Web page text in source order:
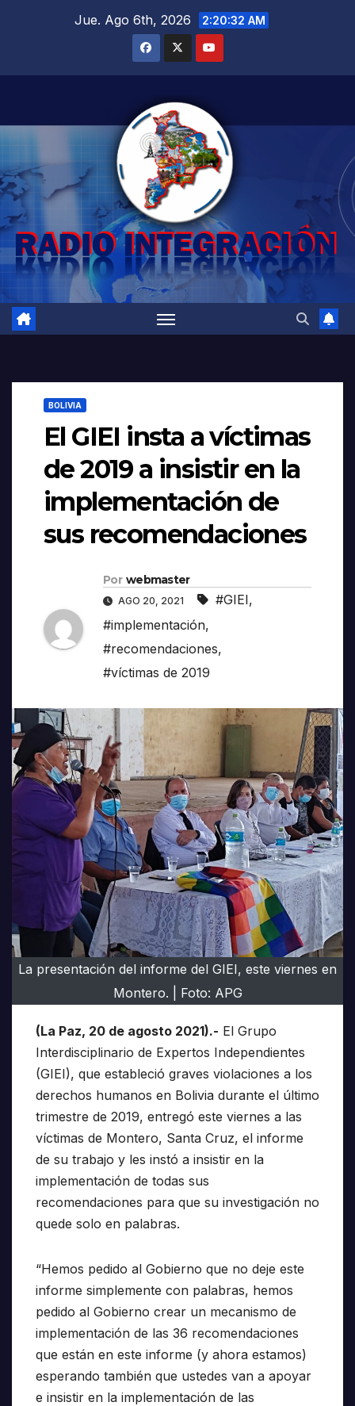
Jue. Ago 6th, 2026 2:20:33 AM
BOLIVIA
El GIEI insta a víctimas
de 2019 a insistir en la
implementación de
sus recomendaciones
Por webmaster
AGO 20, 2021 #GIEI,
#implementación,
#recomendaciones,
#víctimas de 2019
La presentación del informe del GIEI, este viernes en
Montero. | Foto: APG
(La Paz, 20 de agosto 2021).- El Grupo
Interdisciplinario de Expertos Independientes
(GIEI), que estableció graves violaciones a los
derechos humanos en Bolivia durante el último
trimestre de 2019, entregó este viernes a las
víctimas de Montero, Santa Cruz, el informe
de su trabajo y les instó a insistir en la
implementación de todas sus
recomendaciones para que su investigación no
quede solo en palabras.
“Hemos pedido al Gobierno que no deje este
informe simplemente con palabras, hemos
pedido al Gobierno crear un mecanismo de
implementación de las 36 recomendaciones
que están en este informe (y ahora estamos)
esperando también que ustedes van a apoyar
e insistir en la implementación de las